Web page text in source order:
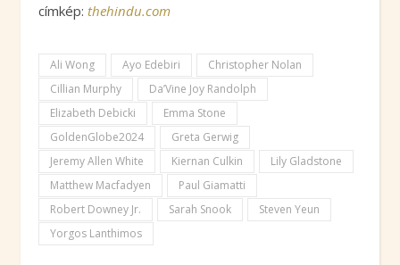
címkép: thehindu.com
Ali Wong Ayo Edebiri
Christopher Nolan
Cillian Murphy
Da’Vine Joy Randolph
Elizabeth Debicki
Emma Stone
GoldenGlobe2024
Greta Gerwig
Jeremy Allen White
Kiernan Culkin
Lily Gladstone
Matthew Macfadyen
Paul Giamatti
Robert Downey Jr.
Sarah Snook
Steven Yeun
Yorgos Lanthimos